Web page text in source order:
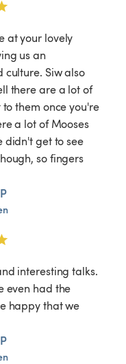
at your lovely
us an
culture. Siw also
there are a lot of
them once you're
a lot of Mooses
didn't get to see
so fingers
interesting talks.
even had the
happy that we